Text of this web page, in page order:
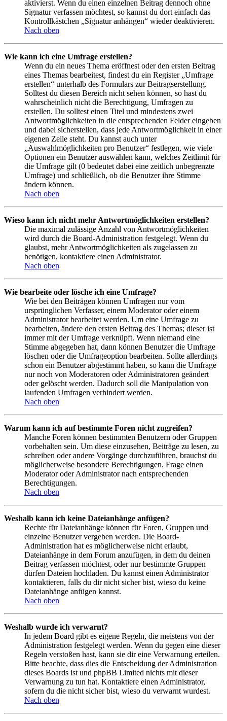
aktivierst. Wenn du einen einzelnen Beitrag dennoch ohne
Signatur verfassen möchtest, so kannst du dort einfach das
Kontrollkästchen „Signatur anhängen“ wieder deaktivieren.
Nach oben
Wie kann ich eine Umfrage erstellen?
Wenn du ein neues Thema eröffnest oder den ersten Beitrag
eines Themas bearbeitest, findest du ein Register „Umfrage
erstellen“ unterhalb des Formulars zur Beitragserstellung.
Solltest du diesen Bereich nicht sehen können, so hast du
wahrscheinlich nicht die Berechtigung, Umfragen zu
erstellen. Du solltest einen Titel und mindestens zwei
Antwortmöglichkeiten in die entsprechenden Felder eingeben
und dabei sicherstellen, dass jede Antwortmöglichkeit in einer
eigenen Zeile steht. Du kannst auch unter
„Auswahlmöglichkeiten pro Benutzer“ festlegen, wie viele
Optionen ein Benutzer auswählen kann, welches Zeitlimit für
die Umfrage gilt (0 bedeutet dabei eine zeitlich unbegrenzte
Umfrage) und schließlich, ob die Benutzer ihre Stimme
ändern können.
Nach oben
Wieso kann ich nicht mehr Antwortmöglichkeiten erstellen?
Die maximal zulässige Anzahl von Antwortmöglichkeiten
wird durch die Board-Administration festgelegt. Wenn du
glaubst, mehr Antwortmöglichkeiten als zugelassen zu
benötigen, kontaktiere einen Administrator.
Nach oben
Wie bearbeite oder lösche ich eine Umfrage?
Wie bei den Beiträgen können Umfragen nur vom
ursprünglichen Verfasser, einem Moderator oder einem
Administrator bearbeitet werden. Um eine Umfrage zu
bearbeiten, ändere den ersten Beitrag des Themas; dieser ist
immer mit der Umfrage verknüpft. Wenn niemand eine
Stimme abgegeben hat, dann können Benutzer die Umfrage
löschen oder die Umfrageoption bearbeiten. Sollte allerdings
schon ein Benutzer abgestimmt haben, so kann die Umfrage
nur noch von Moderatoren oder Administratoren geändert
oder gelöscht werden. Dadurch soll die Manipulation von
laufenden Umfragen verhindert werden.
Nach oben
Warum kann ich auf bestimmte Foren nicht zugreifen?
Manche Foren können bestimmten Benutzern oder Gruppen
vorbehalten sein. Um diese einzusehen, Beiträge zu lesen, zu
schreiben oder andere Vorgänge durchzuführen, brauchst du
möglicherweise besondere Berechtigungen. Frage einen
Moderator oder Administrator nach entsprechenden
Berechtigungen.
Nach oben
Weshalb kann ich keine Dateianhänge anfügen?
Rechte für Dateianhänge können für Foren, Gruppen und
einzelne Benutzer vergeben werden. Die Board-
Administration hat es möglicherweise nicht erlaubt,
Dateianhänge in dem Forum anzufügen, in dem du deinen
Beitrag verfassen möchtest, oder nur bestimmte Gruppen
dürfen Dateien hochladen. Du kannst einen Administrator
kontaktieren, falls du dir nicht sicher bist, wieso du keine
Dateianhänge anfügen kannst.
Nach oben
Weshalb wurde ich verwarnt?
In jedem Board gibt es eigene Regeln, die meistens von der
Administration festgelegt werden. Wenn du gegen eine dieser
Regeln verstoßen hast, kann sie dir eine Verwarnung erteilen.
Bitte beachte, dass dies die Entscheidung der Administration
dieses Boards ist und phpBB Limited nichts mit dieser
Verwarnung zu tun hat. Kontaktiere einen Administrator,
sofern du die nicht sicher bist, wieso du verwarnt wurdest.
Nach oben